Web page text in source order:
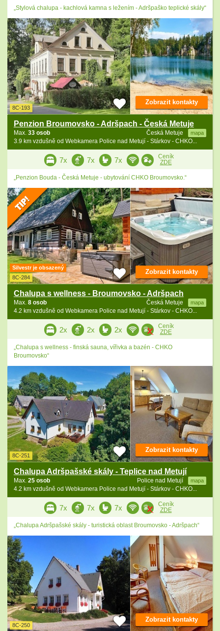
„Stylová chalupa - kachlová kamna s ležením - Adršpaško teplické skály“
8C-193
Penzion Broumovsko - Adršpach - Česká Metuje
Česká Metuje mapa
Max. 33 osob
3.9 km vzdušně od Webkamera Police nad Metují - Stárkov - CHKO...
Zobrazit kontakty
7x 7x 7x
Ceník
ZDE
„Penzion Bouda - Česká Metuje - ubytování CHKO Broumovsko.“
Silvestr je obsazený
8C-284
Chalupa s wellness - Broumovsko - Adršpach
Česká Metuje mapa
Max. 8 osob
4.2 km vzdušně od Webkamera Police nad Metují - Stárkov - CHKO...
Zobrazit kontakty
2x 2x 2x
Ceník
ZDE
„Chalupa s wellness - finská sauna, vířivka a bazén - CHKO
Broumovsko“
8C-251
Chalupa Adršpašské skály - Teplice nad Metují
Police nad Metují mapa
Max. 25 osob
4.2 km vzdušně od Webkamera Police nad Metují - Stárkov - CHKO...
Zobrazit kontakty
7x 7x 7x
Ceník
ZDE
„Chalupa Adršpašské skály - turistická oblast Broumovsko - Adršpach“
8C-250
Zobrazit kontakty